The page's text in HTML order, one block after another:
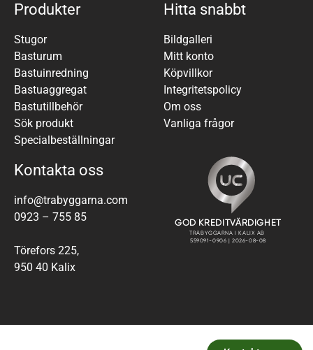
Produkter
Stugor
Basturum
Bastuinredning
Bastuaggregat
Bastutillbehör
Sök produkt
Specialbeställningar
Hitta snabbt
Bildgalleri
Mitt konto
Köpvillkor
Integritetspolicy
Om oss
Vanliga frågor
Kontakta oss
info@trabyggarna.com
0923 – 755 85
Törefors 225,
950 40 Kalix